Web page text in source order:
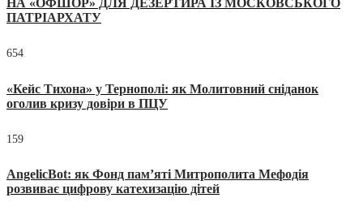
НА «ОФШОР» ДЛЯ ДЕЗЕРТИРА ІЗ МОСКОВСЬКОГО
ПАТРІАРХАТУ
654
«Кейс Тихона» у Тернополі: як Молитовний сніданок
оголив кризу довіри в ПЦУ
159
AngelicBot: як Фонд пам’яті Митрополита Мефодія
розвиває цифрову катехизацію дітей